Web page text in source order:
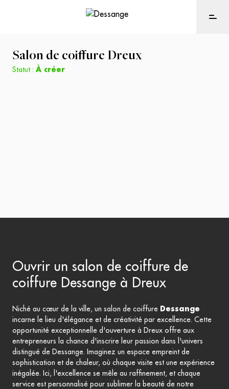
Salon de coiffure Dreux
Statut : À créer
Ouvrir un salon de coiffure de
coiffure Dessange à Dreux
Niché au cœur de la ville, un salon de coiffure Dessange
incarne le lieu d'élégance et de créativité par excellence. Cette
opportunité exceptionnelle d'ouverture à Dreux offre aux
entrepreneurs la chance d'inscrire leur passion dans l'univers
distingué de Dessange. Imaginez un espace empreint de
sophistication et de chaleur, où chaque visite est une expérience
inégalée. Ici, l'excellence se mêle au raffinement, et chaque
service est personnalisé pour sublimer la beauté de notre